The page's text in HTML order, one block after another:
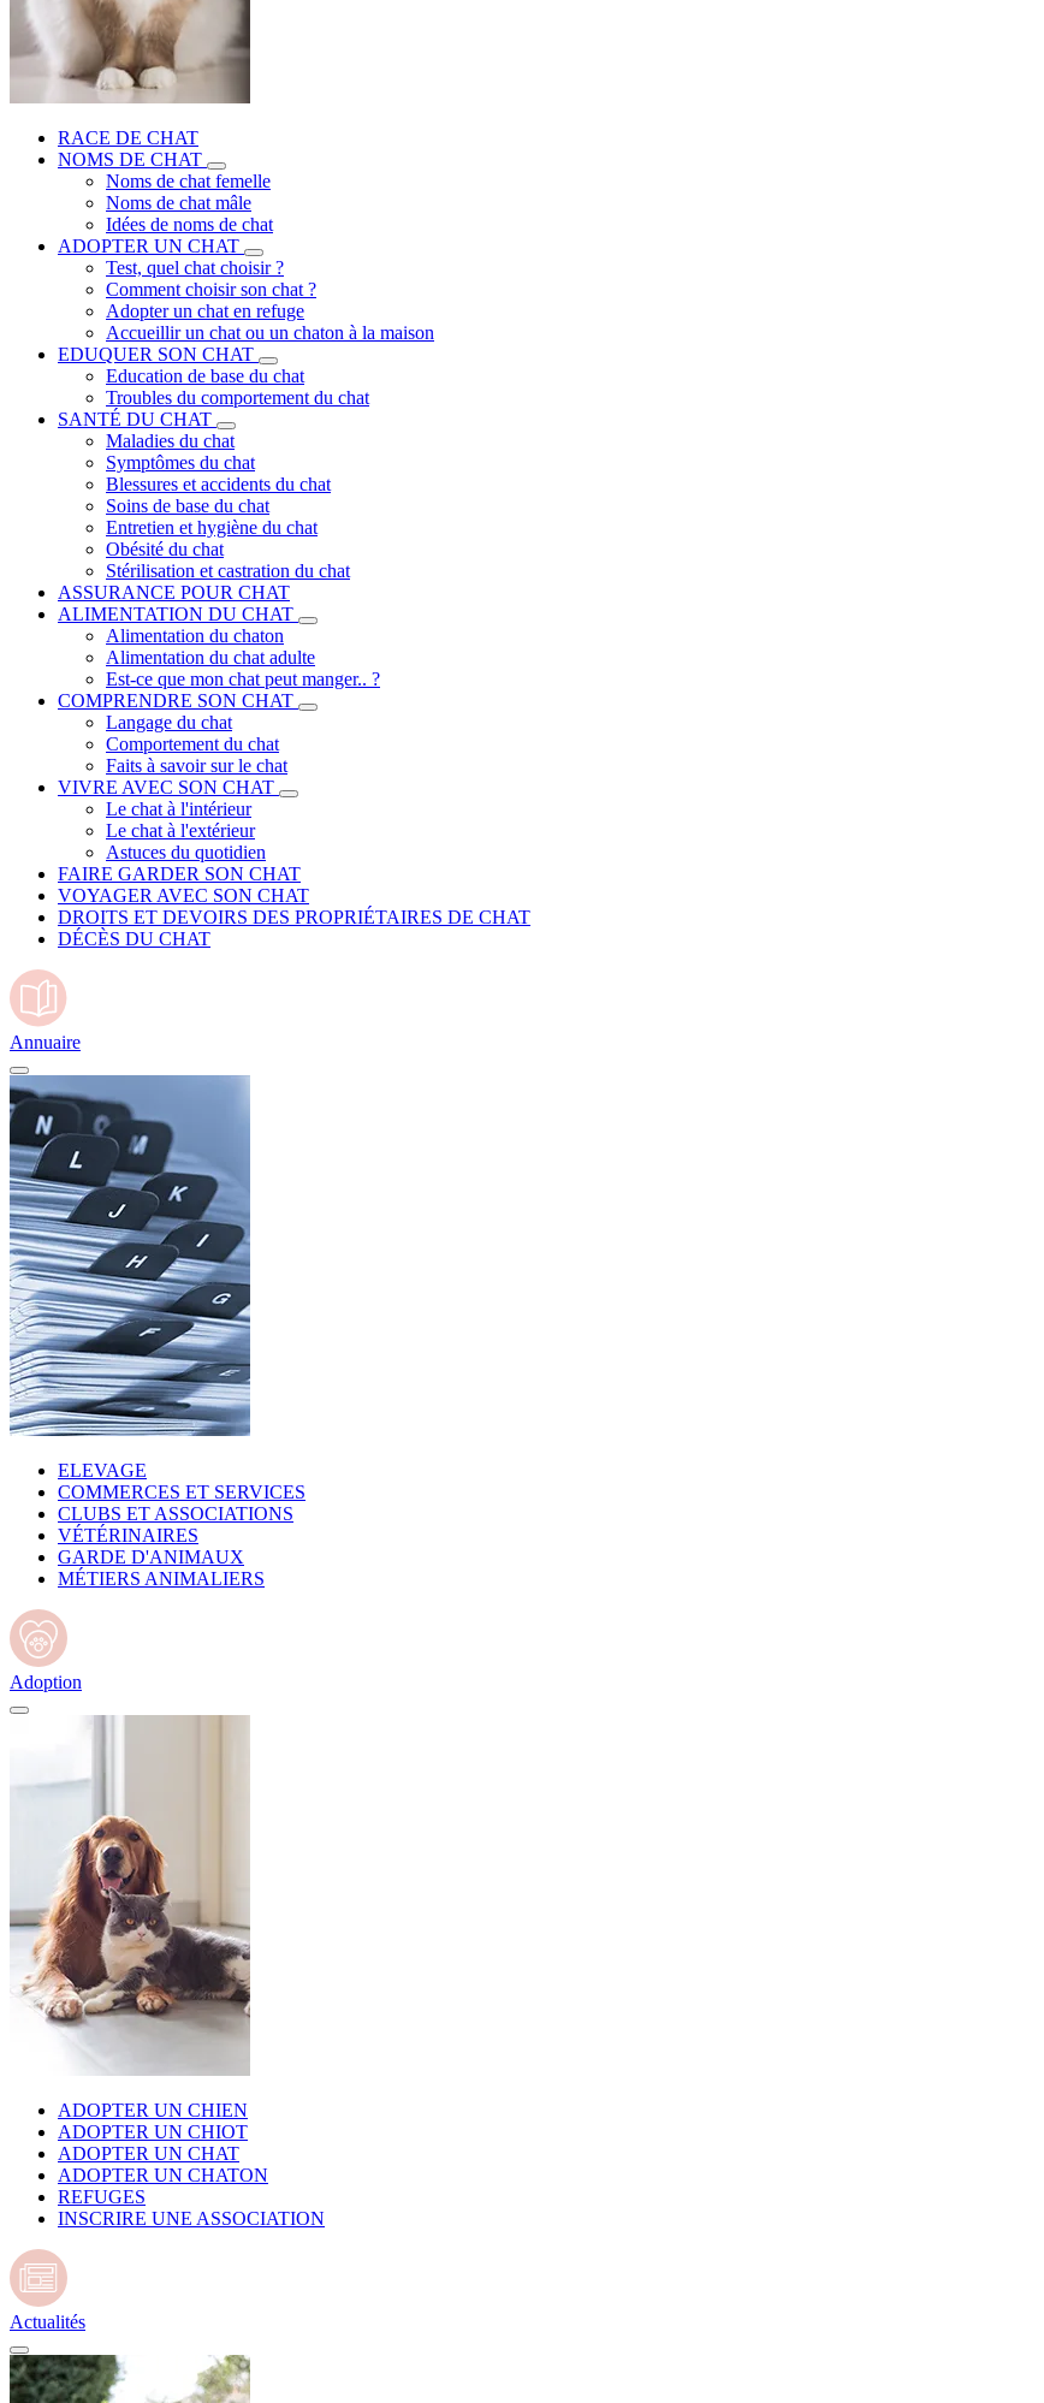
RACE DE CHAT
NOMS DE CHAT
Noms de chat femelle
Noms de chat mâle
Idées de noms de chat
ADOPTER UN CHAT
Test, quel chat choisir ?
Comment choisir son chat ?
Adopter un chat en refuge
Accueillir un chat ou un chaton à la maison
EDUQUER SON CHAT
Education de base du chat
Troubles du comportement du chat
SANTÉ DU CHAT
Maladies du chat
Symptômes du chat
Blessures et accidents du chat
Soins de base du chat
Entretien et hygiène du chat
Obésité du chat
Stérilisation et castration du chat
ASSURANCE POUR CHAT
ALIMENTATION DU CHAT
Alimentation du chaton
Alimentation du chat adulte
Est-ce que mon chat peut manger.. ?
COMPRENDRE SON CHAT
Langage du chat
Comportement du chat
Faits à savoir sur le chat
VIVRE AVEC SON CHAT
Le chat à l'intérieur
Le chat à l'extérieur
Astuces du quotidien
FAIRE GARDER SON CHAT
VOYAGER AVEC SON CHAT
DROITS ET DEVOIRS DES PROPRIÉTAIRES DE CHAT
DÉCÈS DU CHAT
Annuaire
ELEVAGE
COMMERCES ET SERVICES
CLUBS ET ASSOCIATIONS
VÉTÉRINAIRES
GARDE D'ANIMAUX
MÉTIERS ANIMALIERS
Adoption
ADOPTER UN CHIEN
ADOPTER UN CHIOT
ADOPTER UN CHAT
ADOPTER UN CHATON
REFUGES
INSCRIRE UNE ASSOCIATION
Actualités